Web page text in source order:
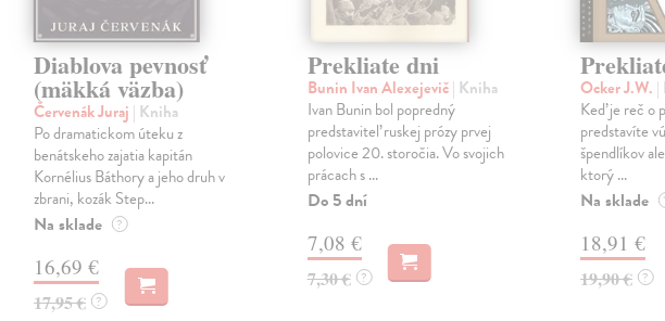
Diablova pevnosť
(mäkká väzba)
Červenák Juraj | Kniha
Po dramatickom úteku z
benátskeho zajatia kapitán
Kornélius Báthory a jeho druh v
zbrani, kozák Step...
Na sklade ?
16,69 €
17,95 € ?
Prekliate dni
Bunin Ivan Alexejevič| Kniha
Ivan Bunin bol popredný
predstaviteľ ruskej prózy prvej
polovice 20. storočia. Vo svojich
prácach s ...
Do 5 dní
7,08 €
7,30 € ?
Ocker J.W. |
Keď je reč o
predstavíte
špendlíkov
ktorý ...
Na sklade
18,91 €
19,90 € ?